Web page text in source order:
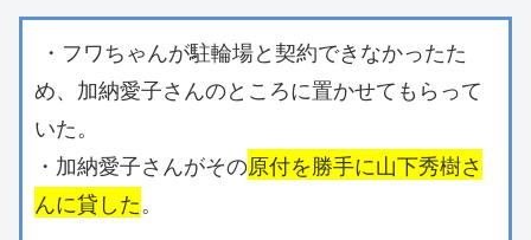
・フワちゃんが駐輪場と契約できなかったた
め、加納愛子さんのところに置かせてもらって
いた。
・加納愛子さんがその原付を勝手に山下秀樹さ
んに貸した。